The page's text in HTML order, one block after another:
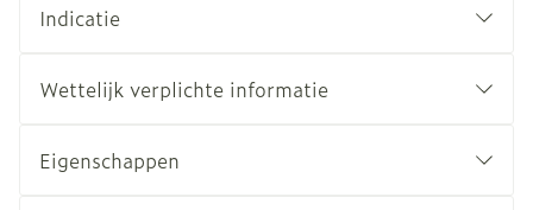
Indicatie
Wettelijk verplichte informatie
Eigenschappen